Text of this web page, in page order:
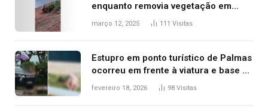
enquanto removia vegetação em
ribanceira de rodovia
março 12, 2025 111 Visitas
Estupro em ponto turístico de Palmas
ocorreu em frente à viatura e base de
segurança; polícia investiga
fevereiro 18, 2026 98 Visitas